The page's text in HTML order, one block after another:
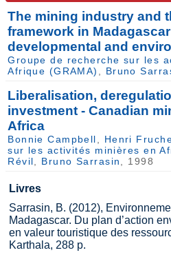
The mining industry and
framework in
developmental and
Groupe de recherche sur les
Afrique (GRAMA)
Bruno
Liberalisation,
investment - Canadian
Africa
Bonnie Campbell Henri
sur les activités minières en
Révil
Bruno Sarrasin , 1998
Livres
Sarrasin, B. (2012),
Madagascar. Du plan d’action
en valeur touristique des
Karthala, 288 p.